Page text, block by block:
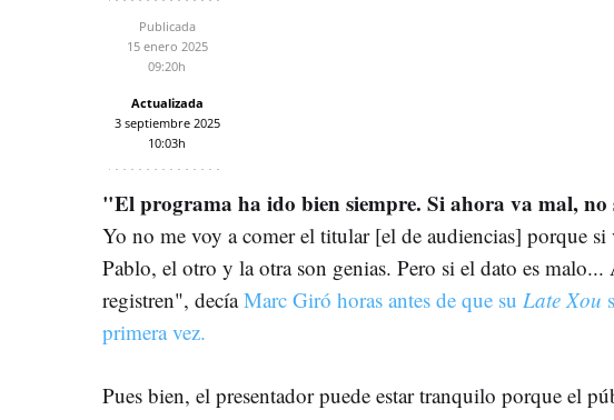
Publicada
15 enero 2025
09:20h
Actualizada
3 septiembre 2025
10:03h
"El programa ha ido bien siempre. Si ahora va mal, no
Yo no me voy a comer el titular [el de audiencias] porque si
Pablo, el otro y la otra son genias. Pero si el dato es
registren", decíaMarc Giró horas antes de que su Late Xou
primera vez.
Pues bien, el presentador puede estar tranquilo porque el